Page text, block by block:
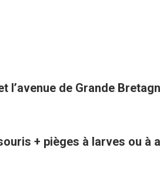
l’avenue de Grande
+ pièges à larves ou à